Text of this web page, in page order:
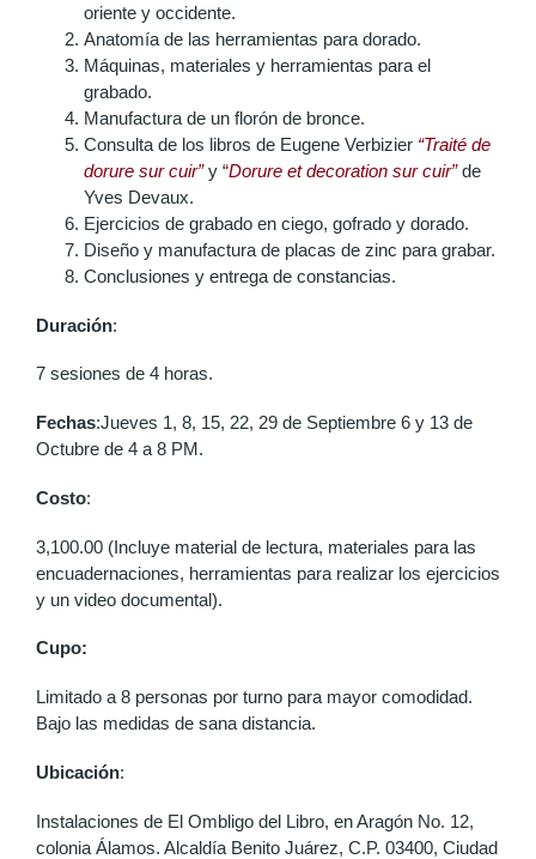
oriente y occidente.
Anatomía de las herramientas para dorado.
Máquinas, materiales y herramientas para el
grabado.
Manufactura de un florón de bronce.
Consulta de los libros de Eugene Verbizier “Traité de
dorure sur cuir” y “Dorure et decoration sur cuir” de
Yves Devaux.
Ejercicios de grabado en ciego, gofrado y dorado.
Diseño y manufactura de placas de zinc para grabar.
Conclusiones y entrega de constancias.
Duración:
7 sesiones de 4 horas.
Fechas:Jueves 1, 8, 15, 22, 29 de Septiembre 6 y 13 de
Octubre de 4 a 8 PM.
Costo:
3,100.00 (Incluye material de lectura, materiales para las
encuadernaciones, herramientas para realizar los ejercicios
y un video documental).
Cupo:
Limitado a 8 personas por turno para mayor comodidad.
Bajo las medidas de sana distancia.
Ubicación:
Instalaciones de El Ombligo del Libro, en Aragón No. 12,
colonia Álamos. Alcaldía Benito Juárez, C.P. 03400, Ciudad